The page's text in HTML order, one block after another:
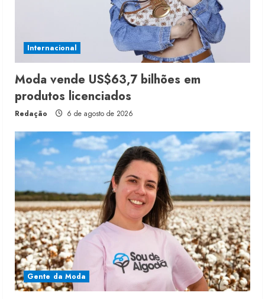
Internacional
Moda vende US$63,7 bilhões em
produtos licenciados
Redação 6 de agosto de 2026
Gente da Moda